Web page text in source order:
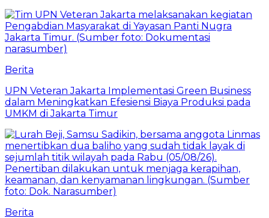
Berita
UPN Veteran Jakarta Implementasi Green Business
dalam Meningkatkan Efesiensi Biaya Produksi pada
UMKM di Jakarta Timur
Berita